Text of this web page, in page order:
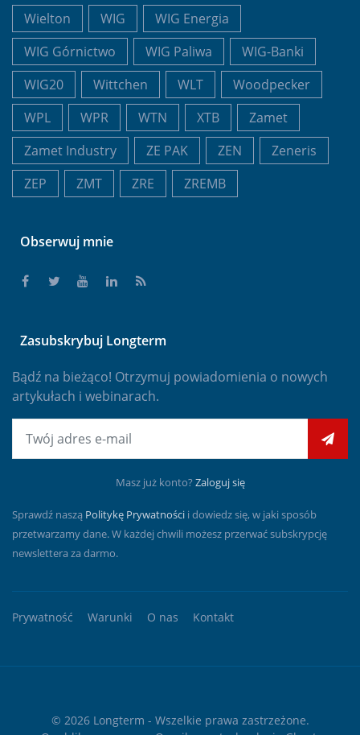
Wielton
WIG
WIG Energia
WIG Górnictwo
WIG Paliwa
WIG-Banki
WIG20
Wittchen WLT
Woodpecker
WPL
WPR WTN XTB
Zamet
Zamet Industry
ZE PAK ZEN
Zeneris
ZEP
ZMT ZRE ZREMB
Obserwuj mnie
Zasubskrybuj Longterm
Bądź na bieżąco! Otrzymuj powiadomienia o nowych
artykułach i webinarach.
Masz już konto? Zaloguj się
Sprawdź naszą Politykę Prywatności i dowiedz się, w jaki sposób
przetwarzamy dane. W każdej chwili możesz przerwać subskrypcję
newslettera za darmo.
Prywatność Warunki O nas Kontakt
© 2026 Longterm - Wszelkie prawa zastrzeżone.